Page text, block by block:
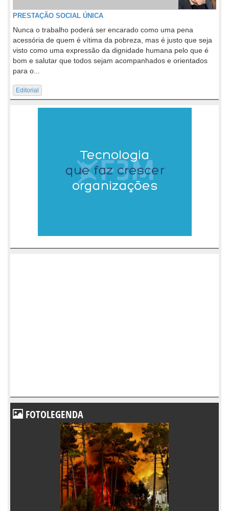
PRESTAÇÃO SOCIAL ÚNICA
Nunca o trabalho poderá ser encarado como uma pena
acessória de quem é vítima da pobreza, mas é justo que seja
visto como uma expressão da dignidade humana pelo que é
bom e salutar que todos sejam acompanhados e orientados
para o...
Editorial
FOTOLEGENDA